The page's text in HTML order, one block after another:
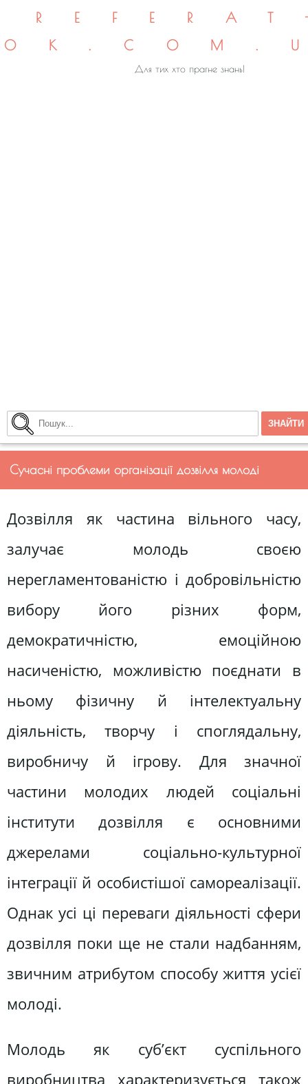
Для тих хто прагне знань!
Сучасні проблеми організації дозвілля молоді
Дозвілля як частина вільного часу,
залучає молодь своєю
нерегламентованістю і добровільністю
вибору його різних форм,
демократичністю, емоційною
насиченістю, можливістю поєднати в
ньому фізичну й інтелектуальну
діяльність, творчу і споглядальну,
виробничу й ігрову. Для значної
частини молодих людей соціальні
інститути дозвілля є основними
джерелами соціально-культурної
інтеграції й особистішої самореалізації.
Однак усі ці переваги діяльності сфери
дозвілля поки ще не стали надбанням,
звичним атрибутом способу життя усієї
молоді.
Молодь як суб’єкт суспільного
виробництва характеризується також